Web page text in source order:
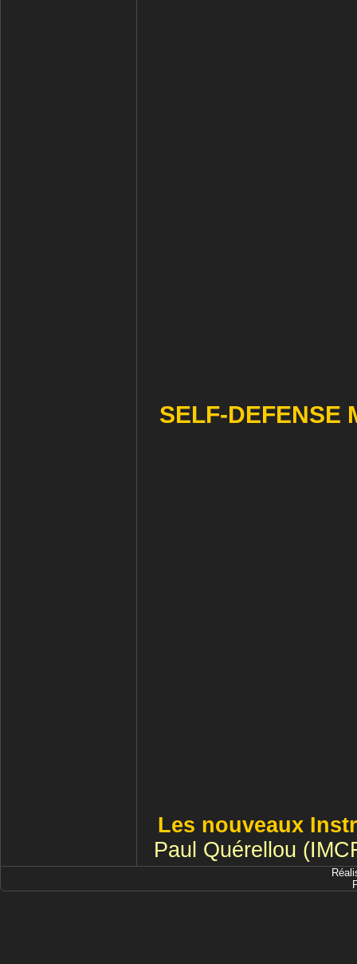
SELF-DEFENSE
Les nouveaux
Paul Quérellou